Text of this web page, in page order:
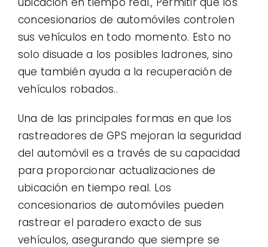
concesionarios de automóviles controlen
sus vehículos en todo momento. Esto no
solo disuade a los posibles ladrones, sino
que también ayuda a la recuperación de
vehículos robados..
Una de las principales formas en que los
rastreadores de GPS mejoran la seguridad
del automóvil es a través de su capacidad
para proporcionar actualizaciones de
ubicación en tiempo real. Los
concesionarios de automóviles pueden
rastrear el paradero exacto de sus
vehículos, asegurando que siempre se